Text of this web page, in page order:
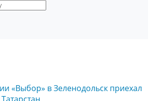
«Выбор» в Зеленодольск приехал